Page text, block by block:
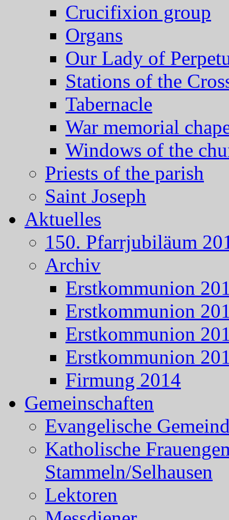
Crucifixion group
Organs
Our Lady of
Stations of the
Tabernacle
War memorial
Windows of the
Priests of the parish
Saint Joseph
Aktuelles
150. Pfarrjubiläum
Archiv
Erstkommunion
Erstkommunion
Erstkommunion
Erstkommunion
Firmung 2014
Gemeinschaften
Evangelische
Katholische
Stammeln/Selhausen
Lektoren